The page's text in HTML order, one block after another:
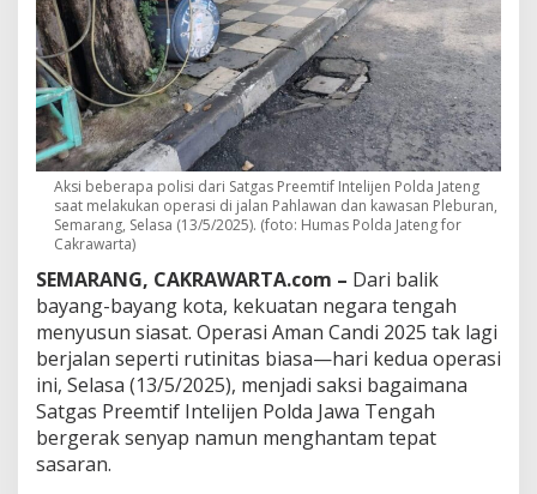
n
g
a
n
:
I
n
t
e
l
i
e
n
P
o
l
d
a
a
Aksi beberapa polisi dari Satgas Preemtif Intelijen Polda Jateng
saat melakukan operasi di jalan Pahlawan dan kawasan Pleburan,
Semarang, Selasa (13/5/2025). (foto: Humas Polda Jateng for
Cakrawarta)
SEMARANG, CAKRAWARTA.com – Dari balik
bayang-bayang kota, kekuatan negara tengah
menyusun siasat. Operasi Aman Candi 2025 tak lagi
berjalan seperti rutinitas biasa—hari kedua operasi
ini, Selasa (13/5/2025), menjadi saksi bagaimana
Satgas Preemtif Intelijen Polda Jawa Tengah
bergerak senyap namun menghantam tepat
sasaran.